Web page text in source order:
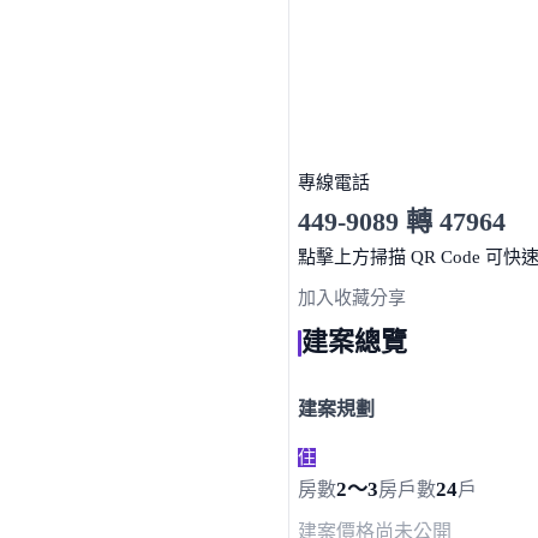
專線電話
449-9089 轉 47964
服務時間 10:00～19:00
點擊上方掃描 QR Code 可快
加入收藏分享
建案總覽
建案規劃
住
房數2～3房戶數24戶
建案價格尚未公開